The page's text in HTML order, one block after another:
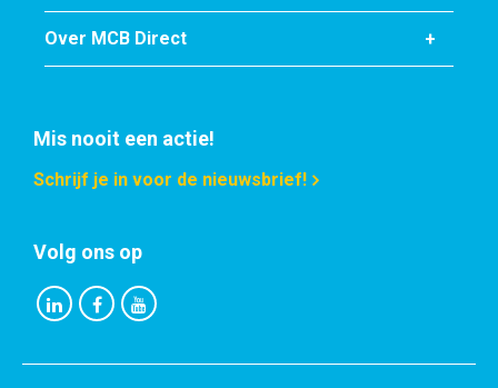
Over MCB Direct
Mis nooit een actie!
Schrijf je in voor de nieuwsbrief!
Volg ons op